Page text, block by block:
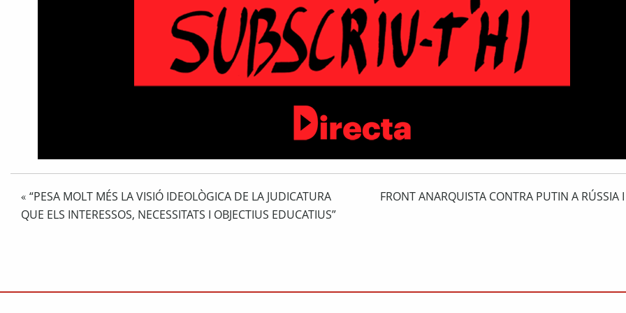
« “PESA MOLT MÉS LA VISIÓ IDEOLÒGICA DE LA JUDICATURA
QUE ELS INTERESSOS, NECESSITATS I OBJECTIUS EDUCATIUS”
FRONT ANARQUISTA CONTRA PUTIN A RÚSSIA